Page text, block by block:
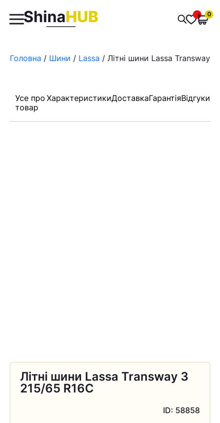
Пошук
товарів
0
Головна / Шини / Lassa / Літні шини Lassa Transway
Усе про
товар
ХарактеристикиДоставкаГарантіяВідгуки
Літні шини Lassa Transway 3
215/65 R16C
ID: 58858